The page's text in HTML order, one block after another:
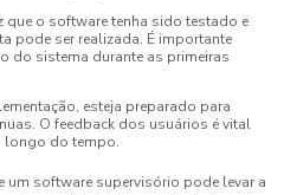
que o software tenha sido testado e
pode ser realizada. É importante
do sistema durante as primeiras
esteja preparado para
O feedback dos usuários é vital
longo do tempo.
software supervisório pode levar a